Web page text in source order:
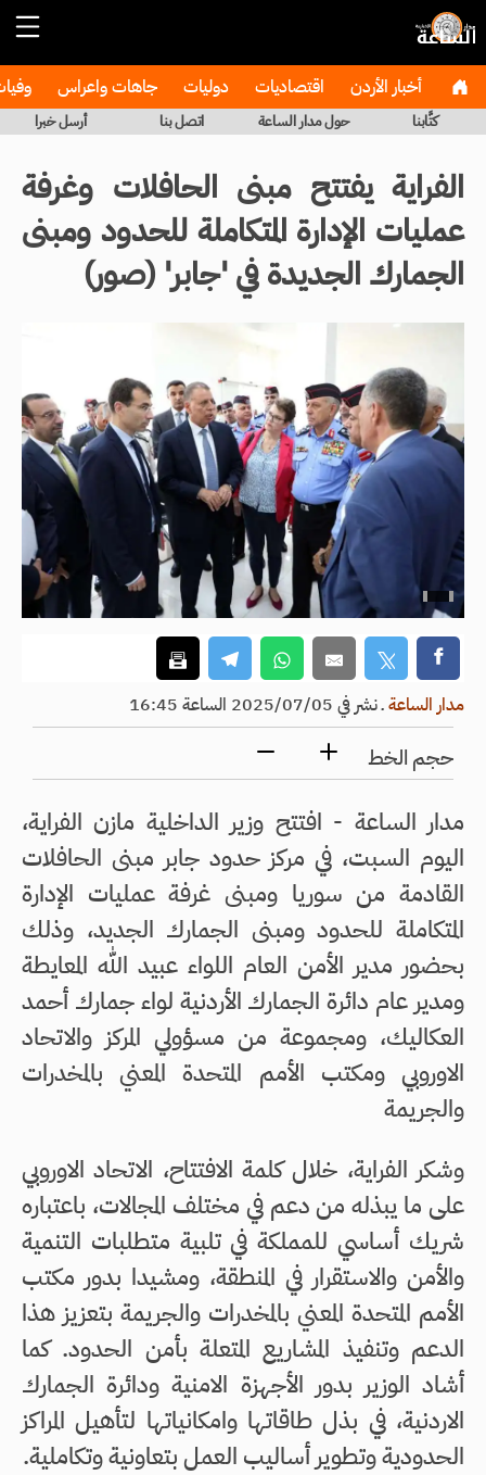
أخبار الأردن اقتصاديات دوليات جاهات واعراس
كتَّابنا حول مدار الساعة اتصل بنا أرسل خبرا
الفراية يفتتح مبنى الحافلات وغرفة
عمليات الإدارة المتكاملة للحدود ومبنى
الجمارك الجديدة في 'جابر' (صور)
مدار الساعةـنشر في 2025/07/05 الساعة 16:45
حجم الخط
مدار الساعة - افتتح وزير الداخلية مازن الفراية،
اليوم السبت، في مركز حدود جابر مبنى الحافلات
القادمة من سوريا ومبنى غرفة عمليات الإدارة
المتكاملة للحدود ومبنى الجمارك الجديد، وذلك
بحضور مدير الأمن العام اللواء عبيد الله المعايطة
ومدير عام دائرة الجمارك الأردنية لواء جمارك أحمد
العكاليك، ومجموعة من مسؤولي المركز والاتحاد
الاوروبي ومكتب الأمم المتحدة المعني بالمخدرات
والجريمة
وشكر الفراية، خلال كلمة الافتتاح، الاتحاد الاوروبي
على ما يبذله من دعم في مختلف المجالات، باعتباره
شريك أساسي للمملكة في تلبية متطلبات التنمية
والأمن والاستقرار في المنطقة، ومشيدا بدور مكتب
الأمم المتحدة المعني بالمخدرات والجريمة بتعزيز هذا
الدعم وتنفيذ المشاريع المتعلة بأمن الحدود. كما
أشاد الوزير بدور الأجهزة الامنية ودائرة الجمارك
الاردنية، في بذل طاقاتها وامكانياتها لتأهيل المراكز
الحدودية وتطوير أساليب العمل بتعاونية وتكاملية.